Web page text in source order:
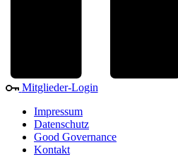
Mitglieder-Login
Impressum
Datenschutz
Good Governance
Kontakt